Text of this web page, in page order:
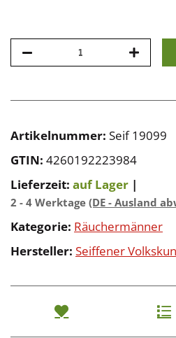
Artikelnummer: Seif 19099
GTIN: 4260192223984
Lieferzeit: auf Lager |
2 - 4 Werktage (DE - Ausland
Kategorie: Räuchermänner
Hersteller: Seiffener